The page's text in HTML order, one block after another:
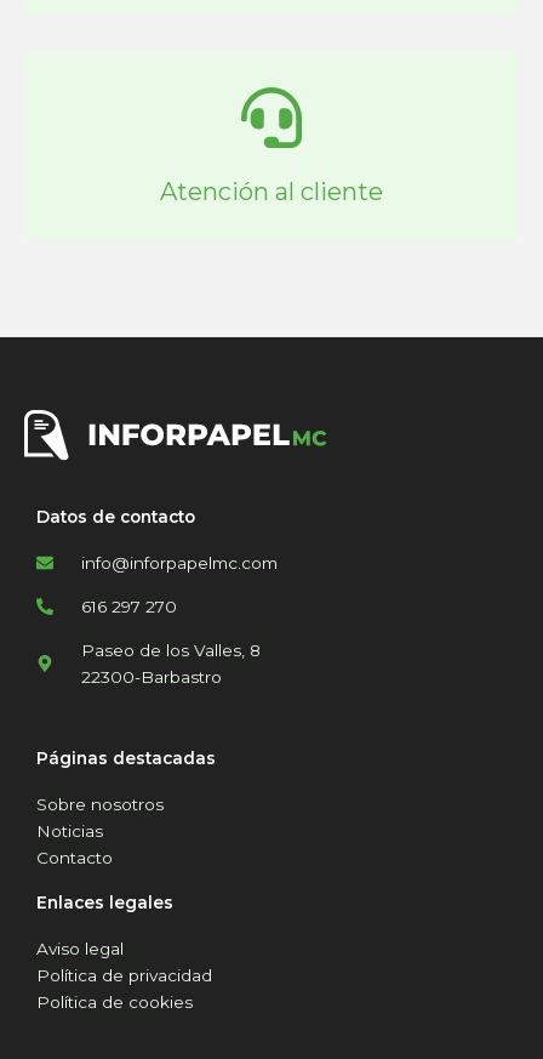
Atención al cliente
Datos de contacto
info@inforpapelmc.com
616 297 270
Paseo de los Valles, 8
22300-Barbastro
Páginas destacadas
Sobre nosotros
Noticias
Contacto
Enlaces legales
Aviso legal
Política de privacidad
Política de cookies